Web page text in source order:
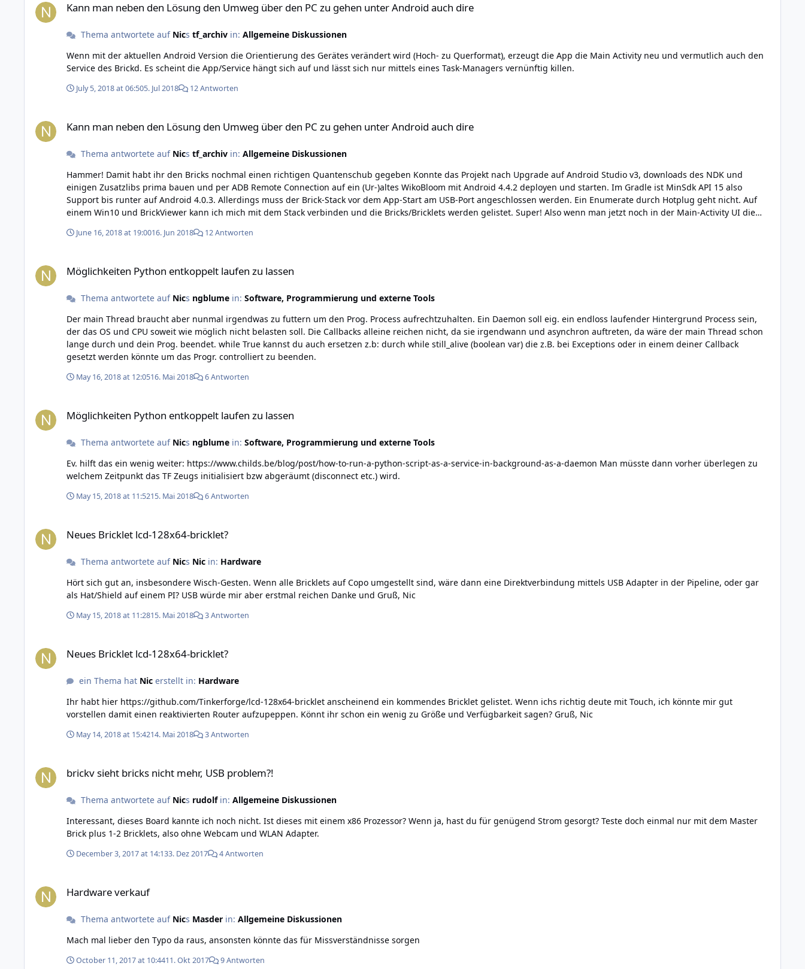
Kann man neben den Lösung den Umweg über den PC zu gehen unter Android auch dire
Thema antwortete auf Nics tf_archivin: Allgemeine Diskussionen
Wenn mit der aktuellen Android Version die Orientierung des Gerätes verändert wird (Hoch- zu Querformat), erzeugt die App die Main Activity neu und vermutlich auch den
Service des Brickd. Es scheint die App/Service hängt sich auf und lässt sich nur mittels eines Task-Managers vernünftig killen.
July 5, 2018 at 06:505. Jul 2018 12 Antworten
Kann man neben den Lösung den Umweg über den PC zu gehen unter Android auch dire
Thema antwortete auf Nics tf_archivin: Allgemeine Diskussionen
Hammer! Damit habt ihr den Bricks nochmal einen richtigen Quantenschub gegeben Konnte das Projekt nach Upgrade auf Android Studio v3, downloads des NDK und
einigen Zusatzlibs prima bauen und per ADB Remote Connection auf ein (Ur-)altes WikoBloom mit Android 4.4.2 deployen und starten. Im Gradle ist MinSdk API 15 also
Support bis runter auf Android 4.0.3. Allerdings muss der Brick-Stack vor dem App-Start am USB-Port angeschlossen werden. Ein Enumerate durch Hotplug geht nicht. Auf
einem Win10 und BrickViewer kann ich mich mit dem Stack verbinden und die Bricks/Bricklets werden gelistet. Super! Also wenn man jetzt noch in der Main-Activity UI die
June 16, 2018 at 19:0016. Jun 2018 12 Antworten
Möglichkeiten Python entkoppelt laufen zu lassen
Thema antwortete auf Nics ngblumein: Software, Programmierung und externe Tools
Der main Thread braucht aber nunmal irgendwas zu futtern um den Prog. Process aufrechtzuhalten. Ein Daemon soll eig. ein endloss laufender Hintergrund Process sein,
der das OS und CPU soweit wie möglich nicht belasten soll. Die Callbacks alleine reichen nicht, da sie irgendwann und asynchron auftreten, da wäre der main Thread schon
lange durch und dein Prog. beendet. while True kannst du auch ersetzen z.b: durch while still_alive (boolean var) die z.B. bei Exceptions oder in einem deiner Callback
gesetzt werden könnte um das Progr. controlliert zu beenden.
May 16, 2018 at 12:0516. Mai 2018 6 Antworten
Möglichkeiten Python entkoppelt laufen zu lassen
Thema antwortete auf Nics ngblumein: Software, Programmierung und externe Tools
Ev. hilft das ein wenig weiter: https://www.childs.be/blog/post/how-to-run-a-python-script-as-a-service-in-background-as-a-daemon Man müsste dann vorher überlegen zu
welchem Zeitpunkt das TF Zeugs initialisiert bzw abgeräumt (disconnect etc.) wird.
May 15, 2018 at 11:5215. Mai 2018 6 Antworten
Neues Bricklet lcd-128x64-bricklet?
Thema antwortete auf Nics Nicin: Hardware
Hört sich gut an, insbesondere Wisch-Gesten. Wenn alle Bricklets auf Copo umgestellt sind, wäre dann eine Direktverbindung mittels USB Adapter in der Pipeline, oder gar
als Hat/Shield auf einem PI? USB würde mir aber erstmal reichen Danke und Gruß, Nic
May 15, 2018 at 11:2815. Mai 2018 3 Antworten
Neues Bricklet lcd-128x64-bricklet?
ein Thema hat Nicerstellt in: Hardware
Ihr habt hier https://github.com/Tinkerforge/lcd-128x64-bricklet anscheinend ein kommendes Bricklet gelistet. Wenn ichs richtig deute mit Touch, ich könnte mir gut
vorstellen damit einen reaktivierten Router aufzupeppen. Könnt ihr schon ein wenig zu Größe und Verfügbarkeit sagen? Gruß, Nic
May 14, 2018 at 15:4214. Mai 2018 3 Antworten
brickv sieht bricks nicht mehr, USB problem?!
Thema antwortete auf Nics rudolfin: Allgemeine Diskussionen
Interessant, dieses Board kannte ich noch nicht. Ist dieses mit einem x86 Prozessor? Wenn ja, hast du für genügend Strom gesorgt? Teste doch einmal nur mit dem Master
Brick plus 1-2 Bricklets, also ohne Webcam und WLAN Adapter.
December 3, 2017 at 14:133. Dez 2017 4 Antworten
Hardware verkauf
Thema antwortete auf Nics Masderin: Allgemeine Diskussionen
Mach mal lieber den Typo da raus, ansonsten könnte das für Missverständnisse sorgen
October 11, 2017 at 10:4411. Okt 2017 9 Antworten